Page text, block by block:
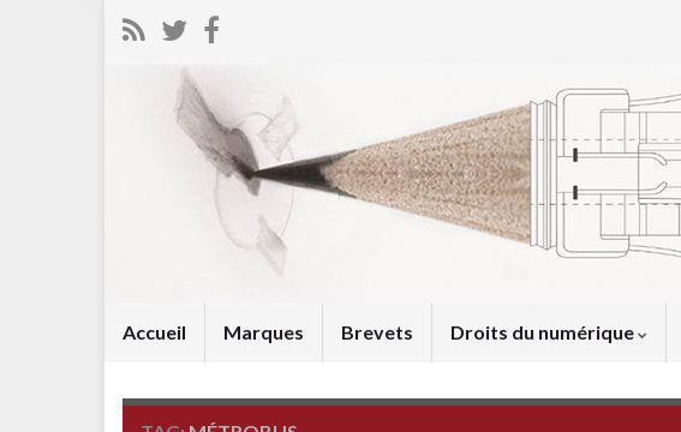
Accueil Marques Brevets Droits du numérique